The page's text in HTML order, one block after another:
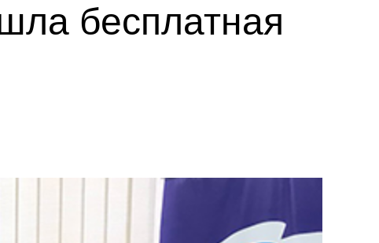
бесплатная